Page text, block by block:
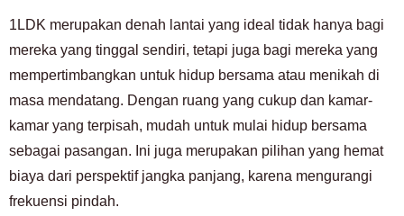
1LDK merupakan denah lantai yang ideal tidak hanya bagi
mereka yang tinggal sendiri, tetapi juga bagi mereka yang
mempertimbangkan untuk hidup bersama atau menikah di
masa mendatang. Dengan ruang yang cukup dan kamar-
kamar yang terpisah, mudah untuk mulai hidup bersama
sebagai pasangan. Ini juga merupakan pilihan yang hemat
biaya dari perspektif jangka panjang, karena mengurangi
frekuensi pindah.
03-6712-4344